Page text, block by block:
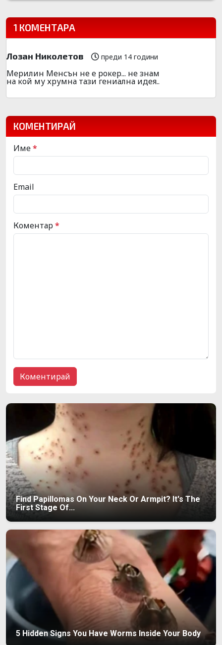
1 КОМЕНТАРА
Лозан Николетов преди 14 години
Мерилин Менсън не е рокер... не знам
на кой му хрумна тази гениална идея..
КОМЕНТИРАЙ
Име*
Email
Коментар*
Find Papillomas On Your Neck Or Armpit? It's The
First Stage Of...
5 Hidden Signs You Have Worms Inside Your Body